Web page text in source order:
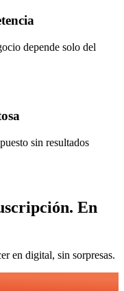
depende solo del
sin resultados
En
en digital, sin sorpresas.